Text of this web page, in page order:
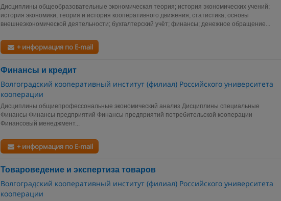
Дисциплины общеобразовательные экономическая теория; история экономических учений;
история экономики; теория и история кооперативного движения; статистика; основы
внешнеэкономической деятельности; бухгалтерский учёт; финансы; денежное обращение...
+ информация по E-mail
Финансы и кредит
Волгоградский кооперативный институт (филиал) Российского университета
кооперации
Дисциплины общиепрофессональные экономический анализ Дисциплины специальные
Финансы Финансы предприятий Финансы предприятий потребительской кооперации
Финансовый менеджмент...
+ информация по E-mail
Товароведение и экспертиза товаров
Волгоградский кооперативный институт (филиал) Российского университета
кооперации